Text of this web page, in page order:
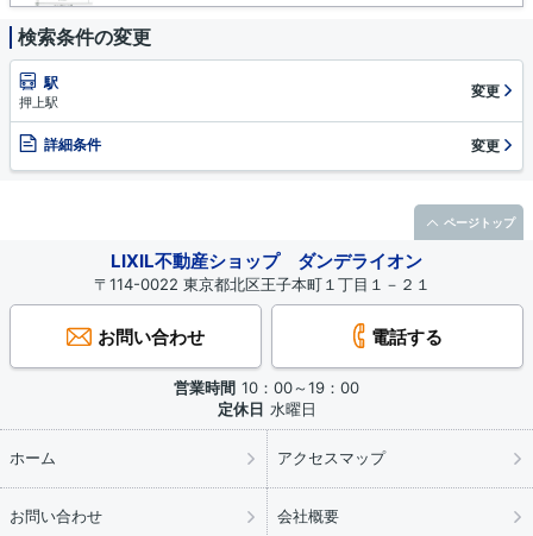
検索条件の変更
駅
押上駅
変更
詳細条件 変更
LIXIL不動産ショップ ダンデライオン
〒114-0022 東京都北区王子本町１丁目１－２１
お問い合わせ 電話する
営業時間 10：00～19：00
定休日 水曜日
ホーム アクセスマップ
お問い合わせ 会社概要
ページトップ